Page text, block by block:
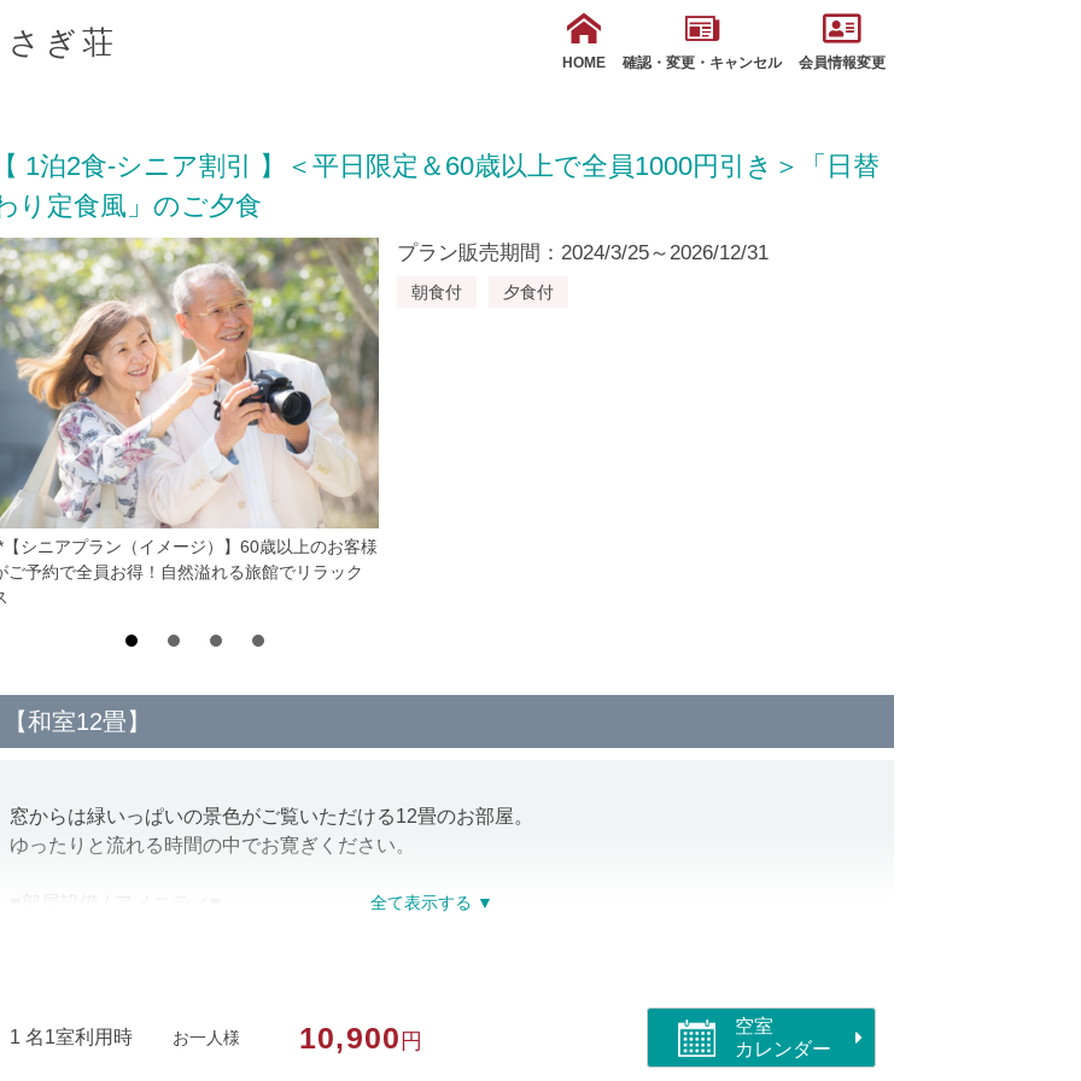
ぎ荘
HOME 確認・変更・キャンセル 会員情報変更
1泊2食-シニア割引 】＜平日限定＆60歳以上で全員1000円引き＞「日替
り定食風」のご夕食
【シニアプラン（イメージ）】60歳以上のお客様
ご予約で全員お得！自然溢れる旅館でリラック
プラン販売期間：2024/3/25～2026/12/31
朝食付 夕食付
【和室12畳】
窓からは緑いっぱいの景色がご覧いただける12畳のお部屋。
ゆったりと流れる時間の中でお寛ぎください。
※バス・トイレはお部屋にございません 大浴場・共同トイレをご利用ください
1 名1室利用時
お一人様 10,900 円
空室
カレンダー